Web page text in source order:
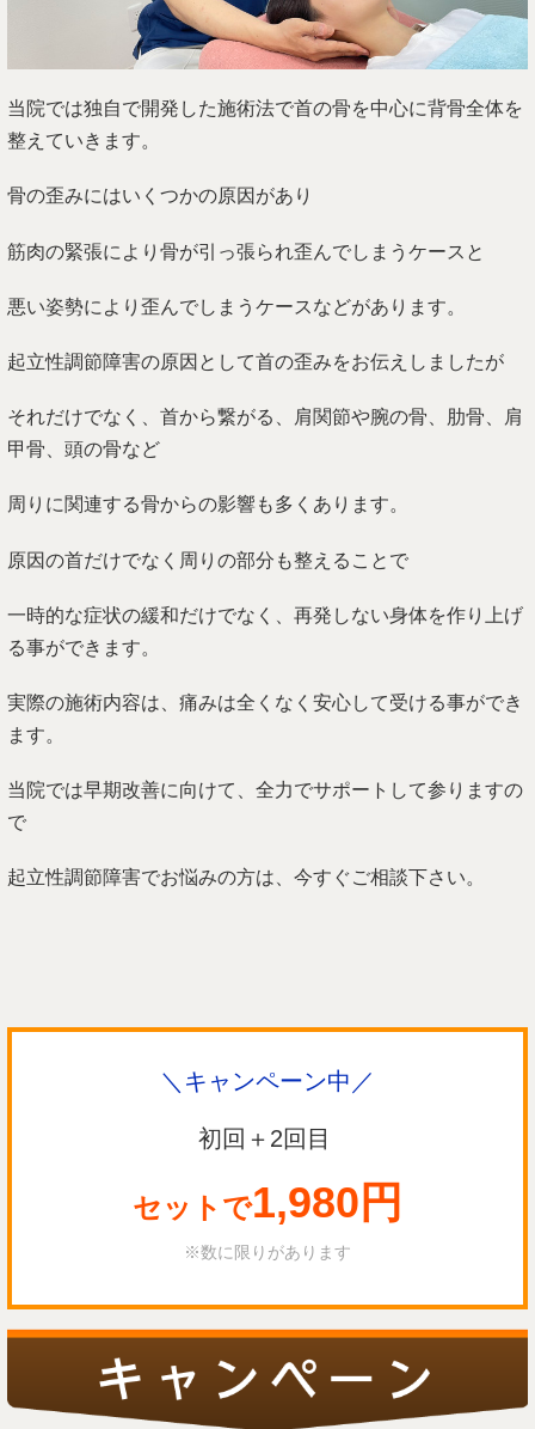
当院では独自で開発した施術法で首の骨を中心に背骨全体を
整えていきます。
骨の歪みにはいくつかの原因があり
筋肉の緊張により骨が引っ張られ歪んでしまうケースと
悪い姿勢により歪んでしまうケースなどがあります。
起立性調節障害の原因として首の歪みをお伝えしましたが
それだけでなく、首から繋がる、肩関節や腕の骨、肋骨、肩
甲骨、頭の骨など
周りに関連する骨からの影響も多くあります。
原因の首だけでなく周りの部分も整えることで
一時的な症状の緩和だけでなく、再発しない身体を作り上げ
る事ができます。
実際の施術内容は、痛みは全くなく安心して受ける事ができ
ます。
当院では早期改善に向けて、全力でサポートして参りますの
で
起立性調節障害でお悩みの方は、今すぐご相談下さい。
＼キャンペーン中／
初回＋2回目
セットで1,980円
※数に限りがあります